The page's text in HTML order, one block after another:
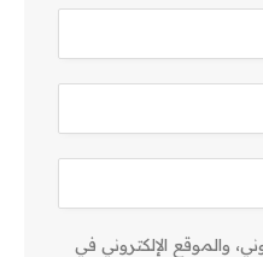
والموقع الإلكتروني في